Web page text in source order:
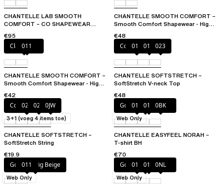
CHANTELLE LAB SMOOTH
COMFORT – CO SHAPEWEAR
€95
CHANTELLE SMOOTH COMFORT –
Smooth Comfort Shapewear - High
€48
Clay Nude
011
CHANTELLE SMOOTH COMFORT –
Smooth Comfort Shapewear - High
€42
Coffee Latte
011 01N 023
CHANTELLE SOFTSTRETCH –
SoftStretch V-neck Top
€48
Coffee Latte
023 02E 0JW
CHANTELLE SOFTSTRETCH –
SoftStretch String
€19.9
3+1 (voeg 4 items toe)
Goudkleurig Beige
010 011 0BK
CHANTELLE EASYFEEL NORAH –
T-shirt BH
€70
Web Only
Goudkleurig Beige
011
Web Only
Goudkleurig Beige
010 011 0NL
Web Only